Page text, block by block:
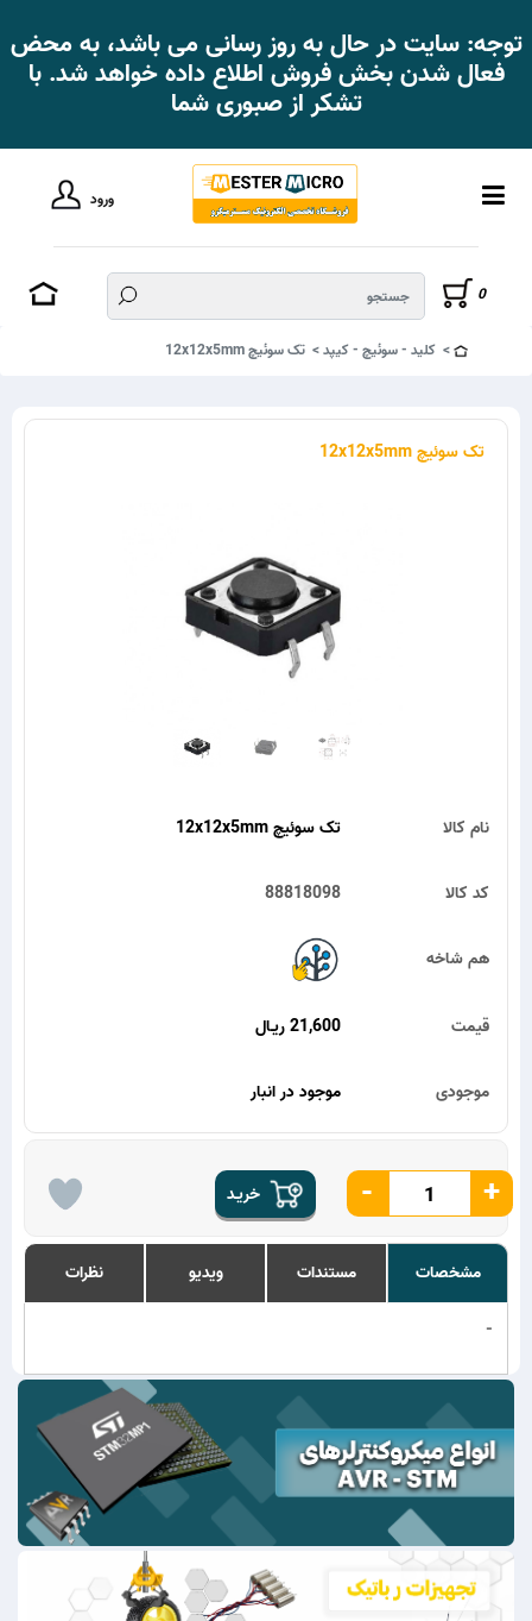
توجه: سایت در حال به روز رسانی می باشد، به محض
فعال شدن بخش فروش اطلاع داده خواهد شد. با
تشکر از صبوری شما
ورود
0
کلید - سوئیچ - کیپد تک سوئیچ 12x12x5mm
تک سوئیچ 12x12x5mm
تک سوئیچ 12x12x5mm نام کالا
88818098 کد کالا
هم شاخه
21,600 ریـال قیمت
موجود در انبار موجودی
خریـد - +
مشخصات مستندات ویدیو نظرات
-